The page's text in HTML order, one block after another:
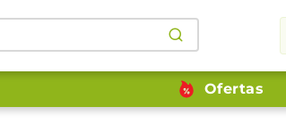
Ofertas